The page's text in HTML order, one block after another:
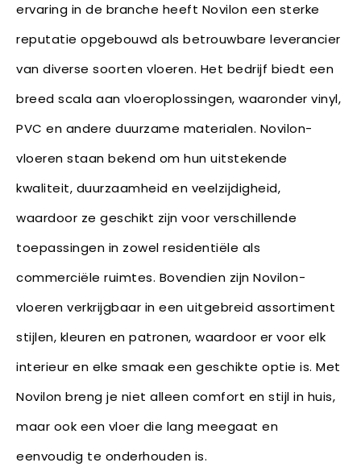
ervaring in de branche heeft Novilon een sterke
reputatie opgebouwd als betrouwbare leverancier
van diverse soorten vloeren. Het bedrijf biedt een
breed scala aan vloeroplossingen, waaronder vinyl,
PVC en andere duurzame materialen. Novilon-
vloeren staan bekend om hun uitstekende
kwaliteit, duurzaamheid en veelzijdigheid,
waardoor ze geschikt zijn voor verschillende
toepassingen in zowel residentiële als
commerciële ruimtes. Bovendien zijn Novilon-
vloeren verkrijgbaar in een uitgebreid assortiment
stijlen, kleuren en patronen, waardoor er voor elk
interieur en elke smaak een geschikte optie is. Met
Novilon breng je niet alleen comfort en stijl in huis,
maar ook een vloer die lang meegaat en
eenvoudig te onderhouden is.